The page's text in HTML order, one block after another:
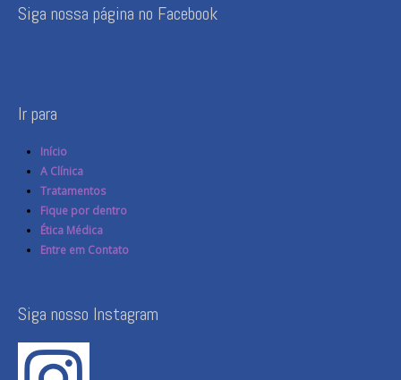
Siga nossa página no Facebook
Ir para
Início
A Clínica
Tratamentos
Fique por dentro
Ética Médica
Entre em Contato
Siga nosso Instagram